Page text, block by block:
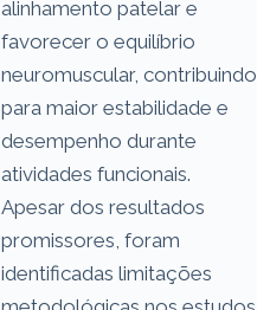
alinhamento patelar e
favorecer o equilíbrio
neuromuscular, contribuindo
para maior estabilidade e
desempenho durante
atividades funcionais.
Apesar dos resultados
promissores, foram
identificadas limitações